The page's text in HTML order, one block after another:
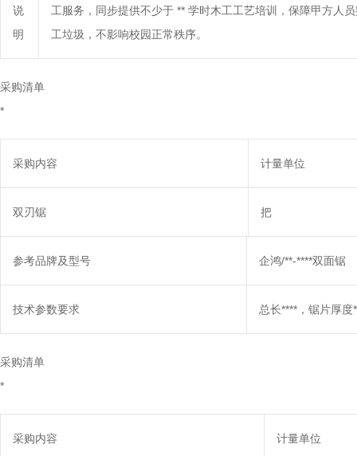
说
明
工服务，同步提供不少于 ** 学时木工工艺培训，保障甲方人
工垃圾，不影响校园正常秩序。
采购清单
*
采购内容 计量单位
双刃锯 把
参考品牌及型号 企鸿/**-****双面锯
技术参数要求 总长****，锯片厚度
采购清单
*
采购内容 计量单位